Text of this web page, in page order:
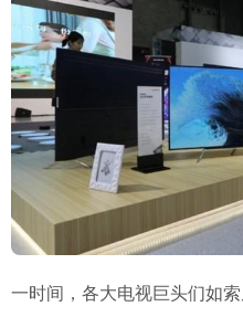
一时间，各大电视巨头们如